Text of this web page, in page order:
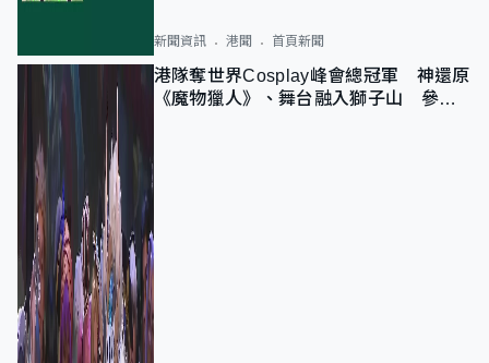
新聞資訊 港聞 首頁新聞
港隊奪世界Cosplay峰會總冠軍 神還原
《魔物獵人》、舞台融入獅子山 參賽